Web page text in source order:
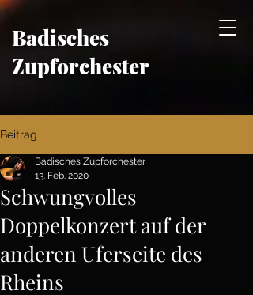
Badisches
Zupforchester
Beitrag
Schwungvolles
Doppelkonzert auf der
anderen Uferseite des
Rheins
Badisches Zupforchester
13. Feb. 2020